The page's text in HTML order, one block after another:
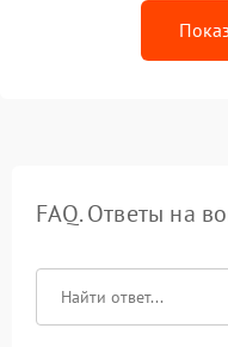
FAQ. Ответы на